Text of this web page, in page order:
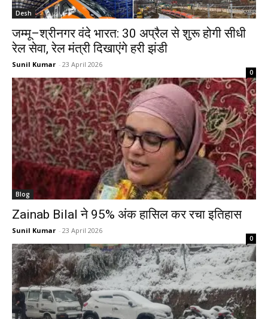
Desh
जम्मू–श्रीनगर वंदे भारत: 30 अप्रैल से शुरू होगी सीधी
रेल सेवा, रेल मंत्री दिखाएंगे हरी झंडी
Sunil Kumar - 23 April 2026
0
Blog
Zainab Bilal ने 95% अंक हासिल कर रचा इतिहास
Sunil Kumar - 23 April 2026
0